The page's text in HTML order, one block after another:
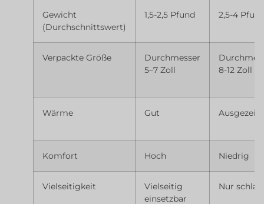
Gewicht
(Durchschnittswert)
1,5-2,5 Pfund 2,5-4
Verpackte Größe
Durchmesser
5–7 Zoll
8-12 Zoll
Wärme Gut
Komfort Hoch Niedrig
Vielseitigkeit
Vielseitig
einsetzbar
Nur